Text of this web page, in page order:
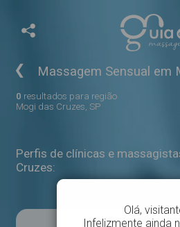
❮ Massagem Sensual em
0 resultados para região
Mogi das Cruzes, SP
Perfis de clínicas e
Cruzes: